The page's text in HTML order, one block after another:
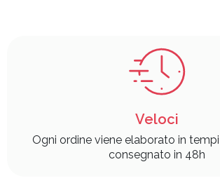
Veloci
Ogni ordine viene elaborato in
consegnato in 48h